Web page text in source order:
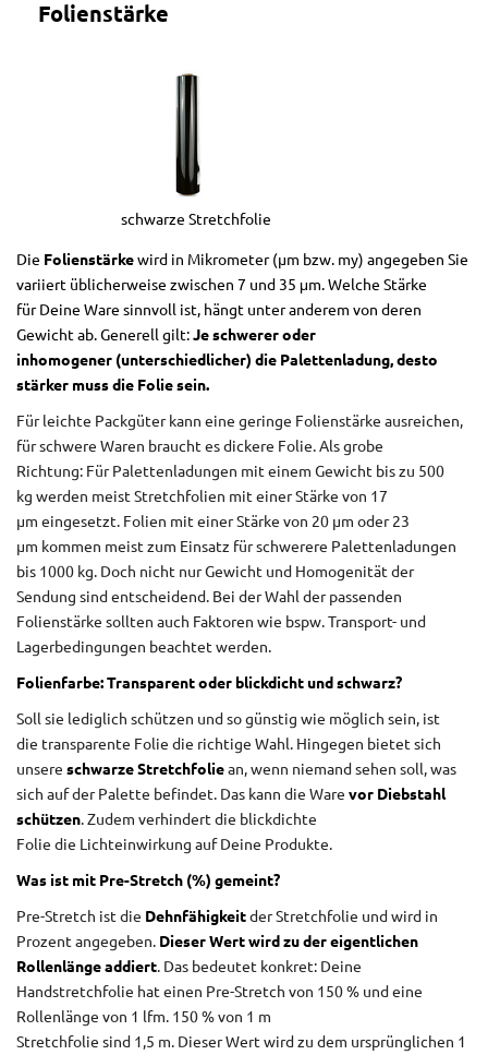
Folienstärke
schwarze Stretchfolie
Die Folienstärkewird in Mikrometer (µm bzw. my) angegeben Sie
variiert üblicherweise zwischen 7 und 35 μm. Welche Stärke
für Deine Ware sinnvoll ist, hängt unter anderem von deren
Gewicht ab. Generell gilt:Je schwerer oder
inhomogener (unterschiedlicher) die Palettenladung, desto
stärker muss die Folie sein.
Für leichte Packgüter kann eine geringe Folienstärke ausreichen,
für schwere Waren braucht es dickere Folie. Als grobe
Richtung: Für Palettenladungen mit einem Gewicht bis zu 500
kg werden meist Stretchfolien mit einer Stärke von 17
µm eingesetzt. Folien mit einer Stärke von 20 µm oder 23
µm kommen meist zum Einsatz für schwerere Palettenladungen
bis 1000 kg. Doch nicht nur Gewicht und Homogenität der
Sendung sind entscheidend. Bei der Wahl der passenden
Folienstärke sollten auch Faktoren wie bspw. Transport- und
Lagerbedingungen beachtet werden.
Folienfarbe: Transparent oder blickdicht und schwarz?
Soll sie lediglich schützen und so günstig wie möglich sein, ist
die transparente Folie die richtige Wahl. Hingegen bietet sich
unsere schwarze Stretchfoliean, wenn niemand sehen soll, was
sich auf der Palette befindet. Das kann die Ware vor Diebstahl
schützen. Zudem verhindert die blickdichte
Folie die Lichteinwirkung auf Deine Produkte.
Was ist mit Pre-Stretch (%) gemeint?
Pre-Stretch ist die Dehnfähigkeitder Stretchfolie und wird in
Prozent angegeben. Dieser Wert wird zu der eigentlichen
Rollenlänge addiert. Das bedeutet konkret: Deine
Handstretchfolie hat einen Pre-Stretch von 150 % und eine
Rollenlänge von 1 lfm. 150 % von 1 m
Stretchfolie sind 1,5 m. Dieser Wert wird zu dem ursprünglichen 1